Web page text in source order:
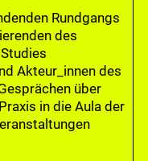
Rundgangs
des
Akteur_innen des
über
in die Aula der